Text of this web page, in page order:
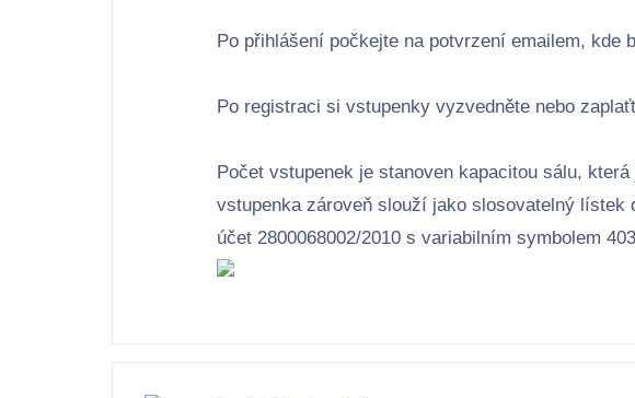
Po přihlášení počkejte na potvrzení emailem, kde
Po registraci si vstupenky vyzvedněte nebo
Počet vstupenek je stanoven kapacitou sálu,
vstupenka zároveň slouží jako slosovatelný lístek
účet 2800068002/2010 s variabilním symbolem